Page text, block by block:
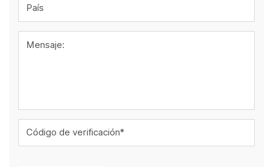
País
Mensaje:
Código de verificación*